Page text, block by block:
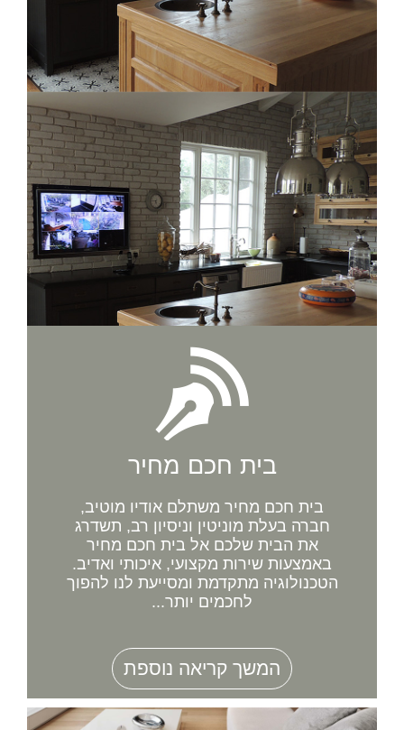
בית חכם מחיר
בית חכם מחיר משתלם אודיו מוטיב,
חברה בעלת מוניטין וניסיון רב, תשדרג
את הבית שלכם אל בית חכם מחיר
באמצעות שירות מקצועי, איכותי ואדיב.
הטכנולוגיה מתקדמת ומסייעת לנו להפוך
לחכמים יותר...
המשך קריאה נוספת